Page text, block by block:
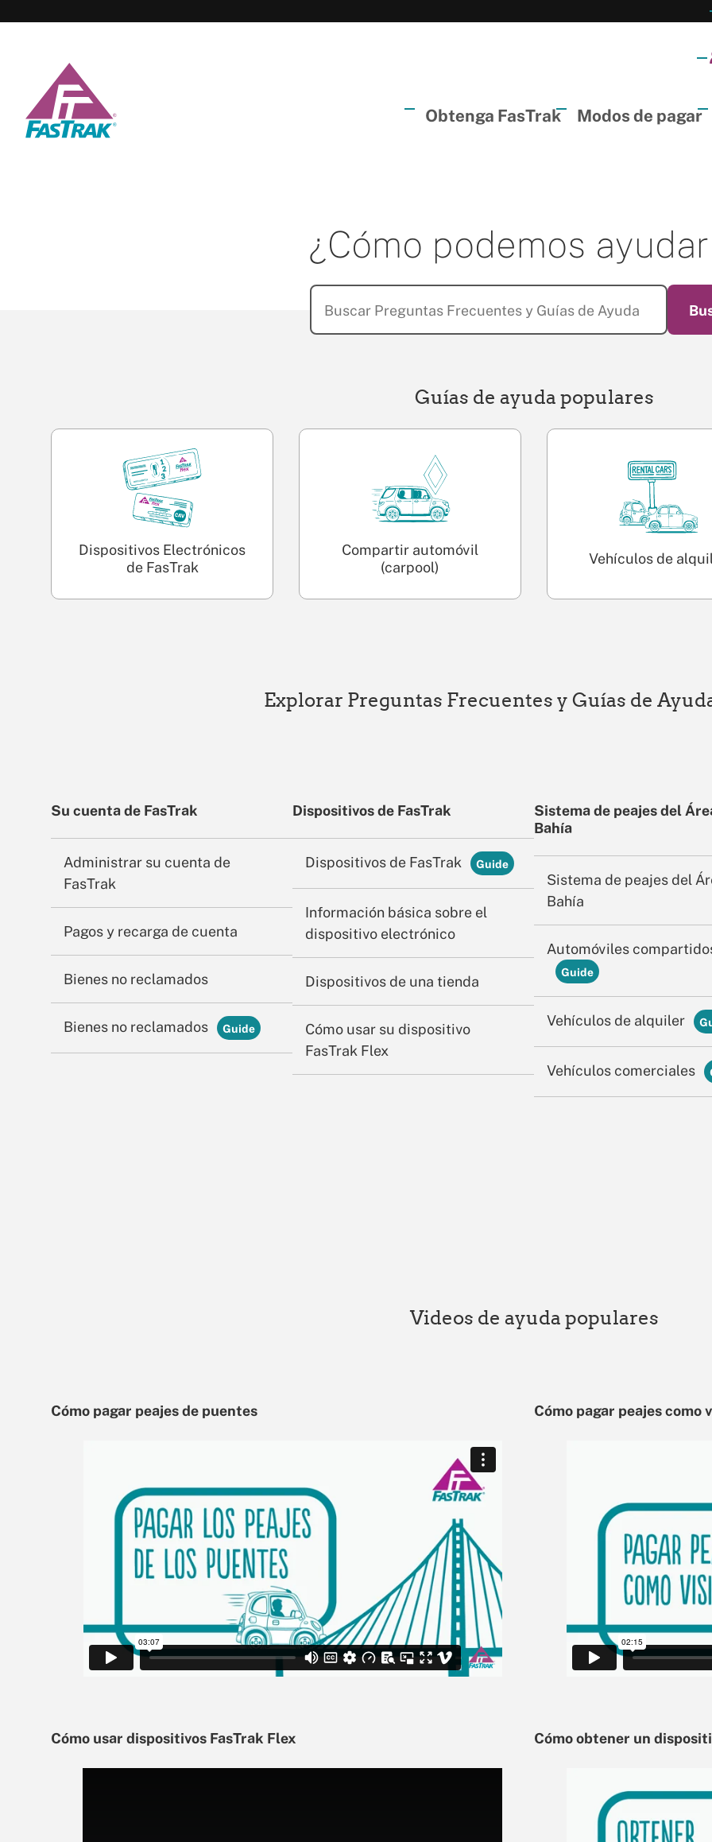
Primary
Menu
Obtenga FasTrak Modos de pagar
¿Cómo podemos
Search
for:
Guías de ayuda populares
Dispositivos Electrónicos
de FasTrak
Compartir automóvil
(carpool)
Vehículos de
Explorar Preguntas Frecuentes y Guías de
Su cuenta de FasTrak
Administrar su cuenta de
FasTrak
Pagos y recarga de cuenta
Bienes no reclamados
Bienes no reclamados
Dispositivos de FasTrak
Dispositivos de FasTrak
Información básica sobre el
dispositivo electrónico
Dispositivos de una tienda
Cómo usar su dispositivo
FasTrak Flex
Sistema de peajes del
Bahía
Sistema de peajes del
Bahía
Automóviles
Vehículos de alquiler
Vehículos comerciales
Videos de ayuda populares
Cómo pagar peajes de puentes
Cómo usar dispositivos FasTrak Flex
Cómo pagar peajes como
Cómo obtener un